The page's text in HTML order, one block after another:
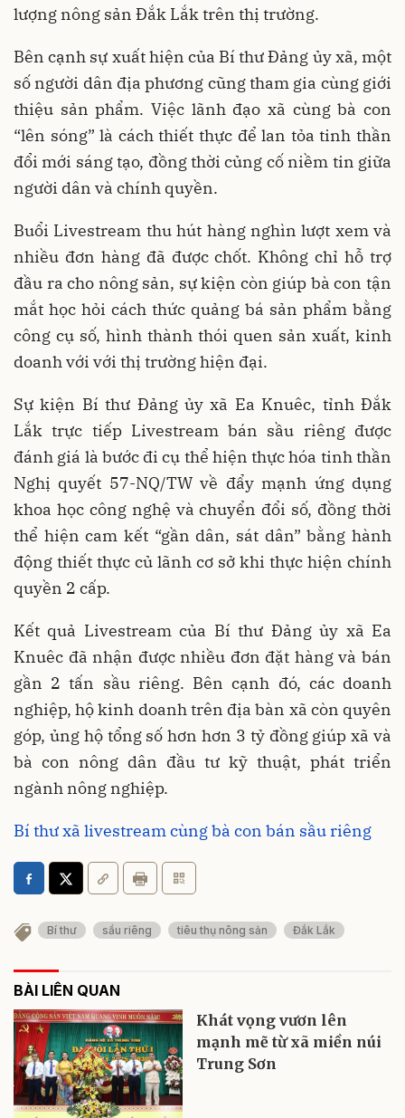
lượng nông sản Đắk Lắk trên thị trường.
Bên cạnh sự xuất hiện của Bí thư Đảng ủy xã, một
số người dân địa phương cũng tham gia cùng giới
thiệu sản phẩm. Việc lãnh đạo xã cùng bà con
“lên sóng” là cách thiết thực để lan tỏa tinh thần
đổi mới sáng tạo, đồng thời củng cố niềm tin giữa
người dân và chính quyền.
Buổi Livestream thu hút hàng nghìn lượt xem và
nhiều đơn hàng đã được chốt. Không chỉ hỗ trợ
đầu ra cho nông sản, sự kiện còn giúp bà con tận
mắt học hỏi cách thức quảng bá sản phẩm bằng
công cụ số, hình thành thói quen sản xuất, kinh
doanh với với thị trường hiện đại.
Sự kiện Bí thư Đảng ủy xã Ea Knuêc, tỉnh Đắk
Lắk trực tiếp Livestream bán sầu riêng được
đánh giá là bước đi cụ thể hiện thực hóa tinh thần
Nghị quyết 57-NQ/TW về đẩy mạnh ứng dụng
khoa học công nghệ và chuyển đổi số, đồng thời
thể hiện cam kết “gần dân, sát dân” bằng hành
động thiết thực củ lãnh cơ sở khi thực hiện chính
quyền 2 cấp.
Kết quả Livestream của Bí thư Đảng ủy xã Ea
Knuêc đã nhận được nhiều đơn đặt hàng và bán
gần 2 tấn sầu riêng. Bên cạnh đó, các doanh
nghiệp, hộ kinh doanh trên địa bàn xã còn quyên
góp, ủng hộ tổng số hơn hơn 3 tỷ đồng giúp xã và
bà con nông dân đầu tư kỹ thuật, phát triển
ngành nông nghiệp.
Bí thư xã livestream cùng bà con bán sầu riêng
Bí thư sầu riêng tiêu thụ nông sản Đắk Lắk
BÀI LIÊN QUAN
Khát vọng vươn lên
mạnh mẽ từ xã miền núi
Trung Sơn